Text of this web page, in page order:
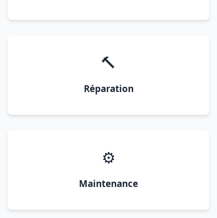
🔨
Réparation
⚙️
Maintenance